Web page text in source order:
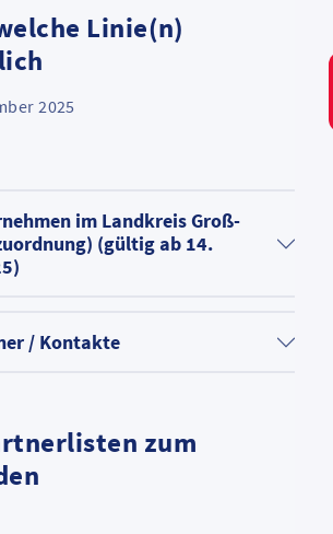
Linie(n)
2025
im Landkreis Groß-
(gültig ab 14.
/ Kontakte
zum